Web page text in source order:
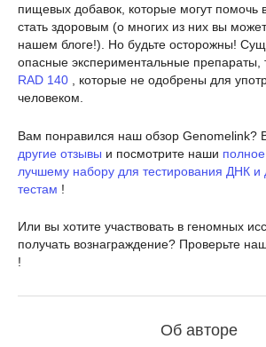
пищевых добавок, которые могут помочь
стать здоровым (о многих из них вы
нашем блоге!). Но будьте осторожны!
опасные экспериментальные препараты,
RAD 140 , которые не одобрены для
человеком.
Вам понравился наш обзор Genomelink?
другие отзывы и посмотрите наши
лучшему набору для тестирования ДНК
тестам !
Или вы хотите участвовать в геномных
получать вознаграждение? Проверьте
!
Об авторе